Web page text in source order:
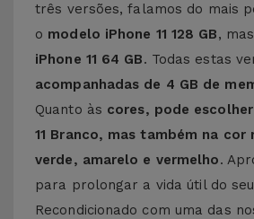
três versões, falamos do mais
o modelo iPhone 11 128 GB,
iPhone 11 64 GB. Todas estas
acompanhadas de 4 GB de
Quanto às cores, pode
11 Branco, mas também na
verde, amarelo e vermelho.
para prolongar a vida útil do seu
Recondicionado com uma das